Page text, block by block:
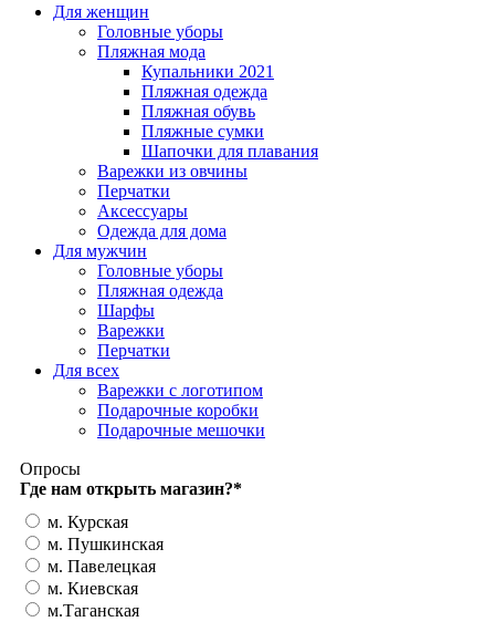
Для женщин
Головные уборы
Пляжная мода
Купальники 2021
Пляжная одежда
Пляжная обувь
Пляжные сумки
Шапочки для плавания
Варежки из овчины
Перчатки
Аксессуары
Одежда для дома
Для мужчин
Головные уборы
Пляжная одежда
Шарфы
Варежки
Перчатки
Для всех
Варежки с логотипом
Подарочные коробки
Подарочные мешочки
Опросы
Где нам открыть магазин?*
м. Курская
м. Пушкинская
м. Павелецкая
м. Киевская
м.Таганская